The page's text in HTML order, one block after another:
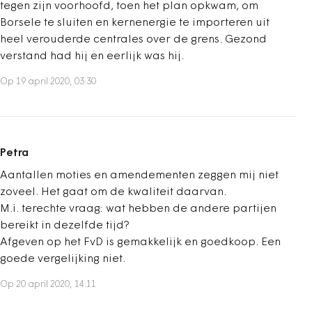
tegen zijn voorhoofd, toen het plan opkwam, om
Borsele te sluiten en kernenergie te importeren uit
heel verouderde centrales over de grens. Gezond
verstand had hij en eerlijk was hij.
Op 19 april 2020, 03:30
Petra
Aantallen moties en amendementen zeggen mij niet
zoveel. Het gaat om de kwaliteit daarvan.
M.i. terechte vraag: wat hebben de andere partijen
bereikt in dezelfde tijd?
Afgeven op het FvD is gemakkelijk en goedkoop. Een
goede vergelijking niet.
Op 20 april 2020, 14:11